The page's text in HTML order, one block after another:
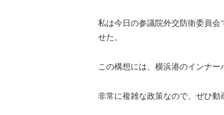
私は今日の参議院外交防衛委員
せた。
この構想には、横浜港のインナー
非常に複雑な政策なので、ぜひ動